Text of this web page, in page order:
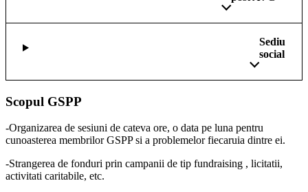
Sediu
social
Scopul GSPP
-Organizarea de sesiuni de cateva ore, o data pe luna pentru
cunoasterea membrilor GSPP si a problemelor fiecaruia dintre ei.
-Strangerea de fonduri prin campanii de tip fundraising , licitatii,
activitati caritabile, etc.